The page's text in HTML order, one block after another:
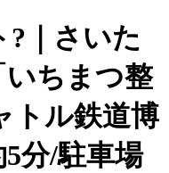
｜さいた
いちまつ整
トル鉄道博
分/駐車場